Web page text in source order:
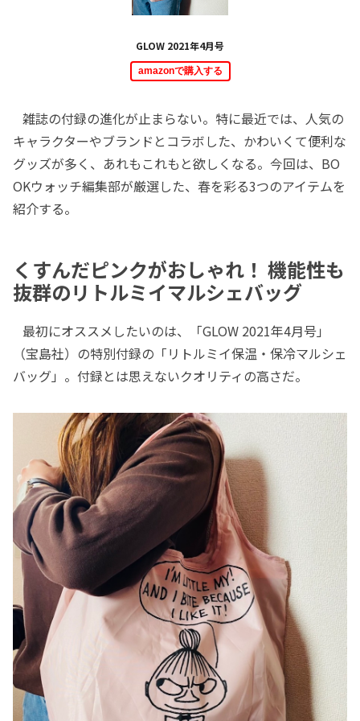
GLOW 2021年4月号
amazonで購入する
雑誌の付録の進化が止まらない。特に最近では、人気の
キャラクターやブランドとコラボした、かわいくて便利な
グッズが多く、あれもこれもと欲しくなる。今回は、BO
OKウォッチ編集部が厳選した、春を彩る3つのアイテムを
紹介する。
くすんだピンクがおしゃれ！ 機能性も
抜群のリトルミイマルシェバッグ
最初にオススメしたいのは、「GLOW 2021年4月号」
（宝島社）の特別付録の「リトルミイ保温・保冷マルシェ
バッグ」。付録とは思えないクオリティの高さだ。